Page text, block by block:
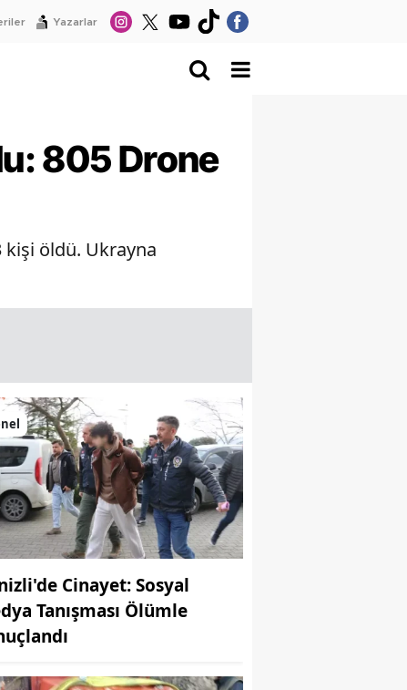
Yazarlar
805 Drone
kişi öldü. Ukrayna
Cinayet: Sosyal
Tanışması Ölümle